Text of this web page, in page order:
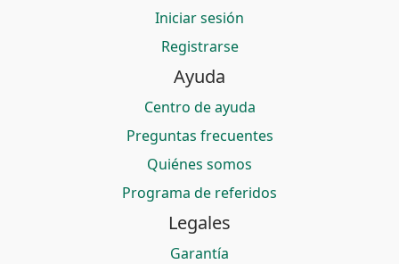
Iniciar sesión
Registrarse
Ayuda
Centro de ayuda
Preguntas frecuentes
Quiénes somos
Programa de referidos
Legales
Garantía